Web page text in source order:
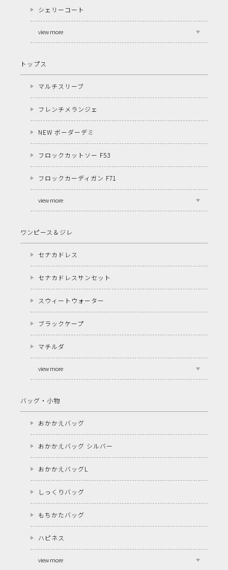
シェリーコート
view more
トップス
マルチスリーブ
フレンチメランジェ
NEW ボーダーデミ
フロックカットソー F53
フロックカーディガン F71
view more
ワンピース＆ジレ
セナカドレス
セナカドレスサンセット
スウィートウォーター
ブラックケープ
マチルダ
view more
バッグ・小物
おかかえバッグ
おかかえバッグ シルバー
おかかえバッグL
しっくりバッグ
もちかたバッグ
ハピネス
view more